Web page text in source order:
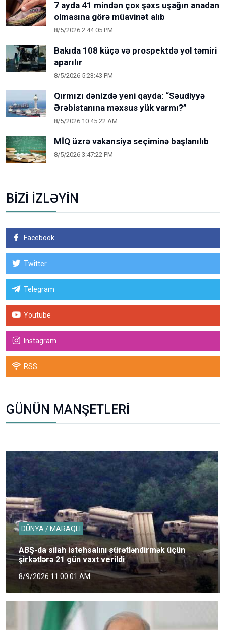
7 ayda 41 mindən çox şəxs uşağın anadan
olmasına görə müavinət alıb
8/5/2026 2:44:05 PM
Bakıda 108 küçə və prospektdə yol təmiri
aparılır
8/5/2026 5:23:43 PM
Qırmızı dənizdə yeni qayda: “Səudiyyə
Ərəbistanına məxsus yük varmı?”
8/5/2026 10:45:22 AM
MİQ üzrə vakansiya seçiminə başlanılıb
8/5/2026 3:47:22 PM
BİZİ İZLƏYİN
Facebook
Twitter
Telegram
Youtube
Instagram
RSS
GÜNÜN MANŞETLERİ
DÜNYA / MARAQLI
ABŞ-da silah istehsalını sürətləndirmək üçün
şirkətlərə 21 gün vaxt verildi
8/9/2026 11:00:01 AM